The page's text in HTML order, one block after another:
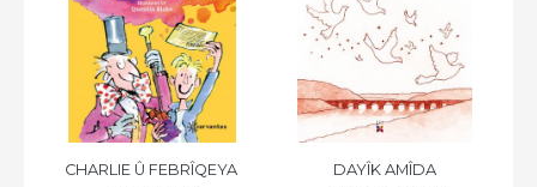
CHARLIE Û FEBRÎQEYA
DAYÎK AMÎDA